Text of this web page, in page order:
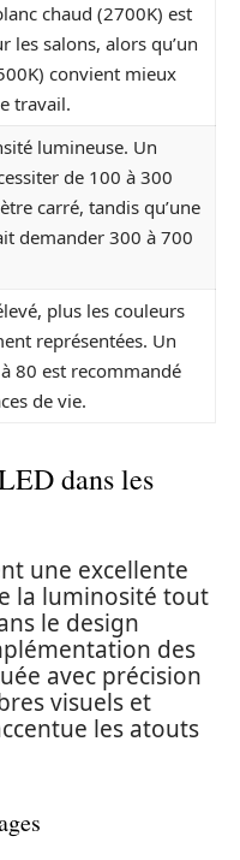
chaud (2700K) est
les salons, alors qu’un
convient mieux
travail.
lumineuse. Un
de 100 à 300
carré, tandis qu’une
demander 300 à 700
plus les couleurs
représentées. Un
80 est recommandé
de vie.
dans les
une excellente
la luminosité tout
le design
des
avec précision
visuels et
les atouts